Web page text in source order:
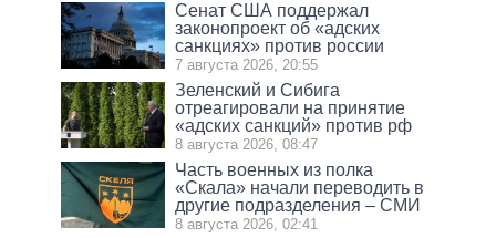
Сенат США поддержал
законопроект об «адских
санкциях» против россии
7 августа 2026, 20:55
Зеленский и Сибига
отреагировали на принятие
«адских санкций» против рф
8 августа 2026, 08:47
Часть военных из полка
«Скала» начали переводить в
другие подразделения – СМИ
8 августа 2026, 02:41